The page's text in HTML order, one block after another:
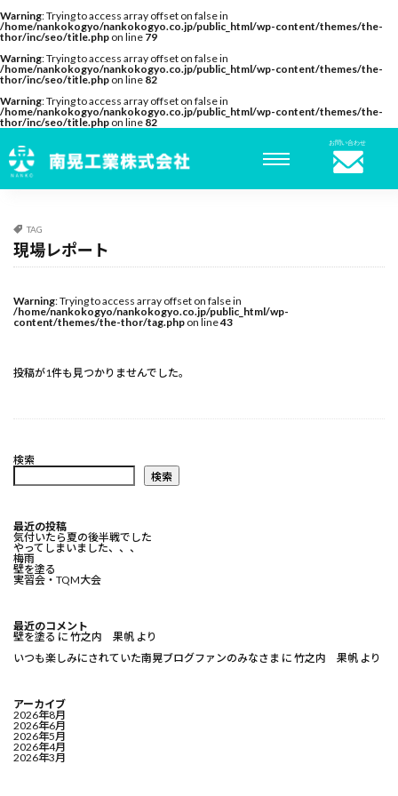
Warning: Trying to access array offset on false in
/home/nankokogyo/nankokogyo.co.jp/public_html/wp-content/themes/the-
thor/inc/seo/title.php on line 79
Warning: Trying to access array offset on false in
/home/nankokogyo/nankokogyo.co.jp/public_html/wp-content/themes/the-
thor/inc/seo/title.php on line 82
Warning: Trying to access array offset on false in
/home/nankokogyo/nankokogyo.co.jp/public_html/wp-content/themes/the-
thor/inc/seo/title.php on line 82
お問い合わせ
TAG
現場レポート
Warning: Trying to access array offset on false in
/home/nankokogyo/nankokogyo.co.jp/public_html/wp-
content/themes/the-thor/tag.php on line43
投稿が1件も見つかりませんでした。
検索
検索
最近の投稿
気付いたら夏の後半戦でした
やってしまいました、、、
梅雨
壁を塗る
実習会・TQM大会
最近のコメント
壁を塗る に 竹之内 果帆 より
いつも楽しみにされていた南晃ブログファンのみなさま に 竹之内 果帆 より
アーカイブ
2026年8月
2026年6月
2026年5月
2026年4月
2026年3月